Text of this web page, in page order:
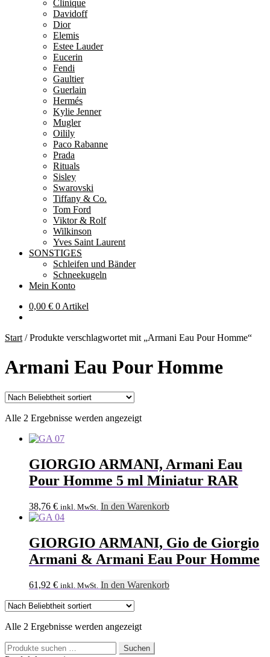
Clinique
Davidoff
Dior
Elemis
Estee Lauder
Eucerin
Fendi
Gaultier
Guerlain
Hermés
Kylie Jenner
Mugler
Oilily
Paco Rabanne
Prada
Rituals
Sisley
Swarovski
Tiffany & Co.
Tom Ford
Viktor & Rolf
Wilkinson
Yves Saint Laurent
SONSTIGES
Schleifen und Bänder
Schneekugeln
Mein Konto
0,00 € 0 Artikel
Start /Produkte verschlagwortet mit „Armani Eau Pour Homme“
Armani Eau Pour Homme
Alle 2 Ergebnisse werden angezeigtNach
GIORGIO ARMANI, Armani Eau
Pour Homme 5 ml Miniatur RAR
38,76 € inkl. MwSt. In den Warenkorb
GIORGIO ARMANI, Gio de Giorgio
Armani & Armani Eau Pour Homme
61,92 € inkl. MwSt. In den Warenkorb
Alle 2 Ergebnisse werden angezeigtNach
sortiert
Suchen
Suchen